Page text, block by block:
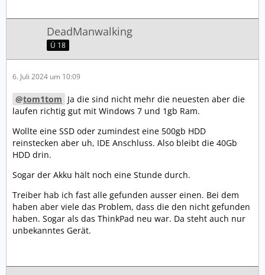
installiert.
Jetzt kommt nach dem XP Boot Logo nur ein schwarzer
Bildschirm.
HAT LEIDER EIN ADMIN PASSWORT an das ich mich
Was kann ich denn jetzt noch machen, um dieses
falschen Treiber zu entfernen?
DeadManwalking
Ü 18
6. Juli 2024 um 10:09
tom1tom Ja die sind nicht mehr die neuesten aber die
laufen richtig gut mit Windows 7 und 1gb Ram.
Wollte eine SSD oder zumindest eine 500gb HDD
reinstecken aber uh, IDE Anschluss. Also bleibt die 40Gb
HDD drin.
Sogar der Akku hält noch eine Stunde durch.
Treiber hab ich fast alle gefunden ausser einen. Bei dem
haben aber viele das Problem, dass die den nicht gefunden
haben. Sogar als das ThinkPad neu war. Da steht auch nur
unbekanntes Gerät.